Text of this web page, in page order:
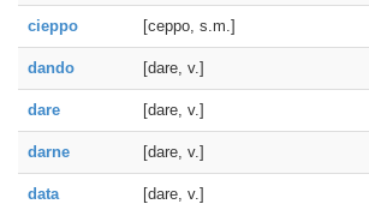
cieppo [ceppo, s.m.]
dando [dare, v.]
dare [dare, v.]
darne [dare, v.]
data [dare, v.]